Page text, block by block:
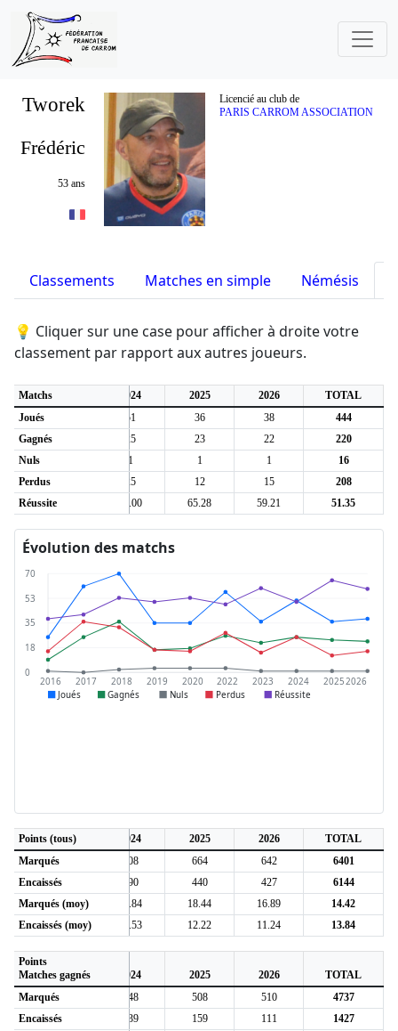
Tworek
Licencié au club de
PARIS CARROM ASSOCIATION
Frédéric
53 ans
Classements Matches en simple Némésis
💡 Cliquer sur une case pour afficher à droite votre
classement par rapport aux autres joueurs.
Matchs2023 2024 2025 2026
TOTAL
Joués
51 36 38
444
Gagnés
25 23 22
220
Nuls
1 1 1
16
Perdus
25 12 15
208
Réussite59.72 50.00 65.28 59.21 51.35
Évolution des matchs
70
53
35
18
0
2016 2017 2018 2019 2020 2022 2023 2024 2025 2026
Joués Gagnés Nuls Perdus Réussite
Points (tous)
2023 2024 2025 2026
TOTAL
Marqués583 808 664 642
6401
Encaissés
484 690 440 427
6144
Marqués (moy)
16.19 15.84 18.44 16.89
14.42
Encaissés (moy)
13.44 13.53 12.22 11.24 13.84
Points
Matches gagnés
2023 2024 2025 2026
TOTAL
Marqués467 548 508 510
4737
Encaissés
153 139 159 111
1427